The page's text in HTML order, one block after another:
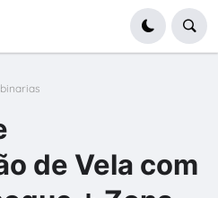
de Vela com